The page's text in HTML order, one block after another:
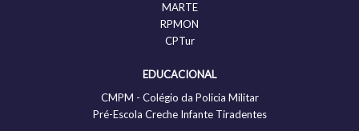
MARTE
RPMON
CPTur
EDUCACIONAL
CMPM - Colégio da Policia Militar
Pré-Escola Creche Infante Tiradentes